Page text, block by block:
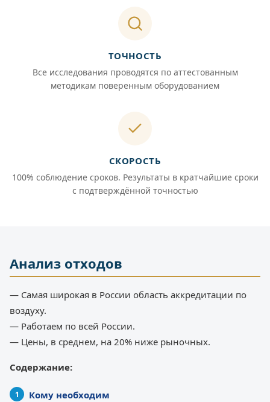
ТОЧНОСТЬ
Все исследования проводятся по аттестованным
методикам поверенным оборудованием
СКОРОСТЬ
100% соблюдение сроков. Результаты в кратчайшие сроки
с подтверждённой точностью
Анализ отходов
— Самая широкая в России область аккредитации по
воздуху.
— Работаем по всей России.
— Цены, в среднем, на 20% ниже рыночных.
Содержание:
Кому необходим